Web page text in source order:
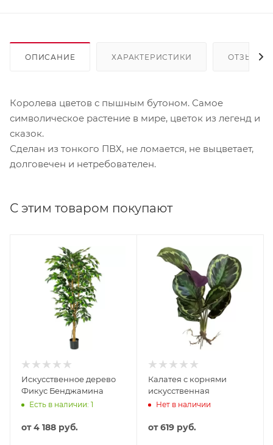
ОПИСАНИЕ ХАРАКТЕРИСТИКИ ОТЗЫВЫ
Королева цветов с пышным бутоном. Самое
символическое растение в мире, цветок из легенд и
сказок.
Сделан из тонкого ПВХ, не ломается, не выцветает,
долговечен и нетребователен.
С этим товаром покупают
Искусственное дерево
Фикус Бенджамина
Есть в наличии: 1
от4 188 руб.
Калатея с корнями
искусственная
Нет в наличии
от619 руб.